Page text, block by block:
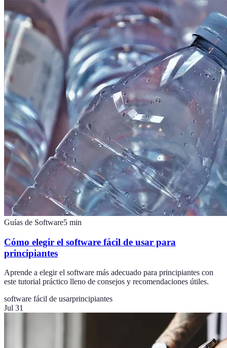
Guías de Software5 min
Cómo elegir el software fácil de usar para
principiantes
Aprende a elegir el software más adecuado para principiantes con
este tutorial práctico lleno de consejos y recomendaciones útiles.
software fácil de usarprincipiantes
Jul 31